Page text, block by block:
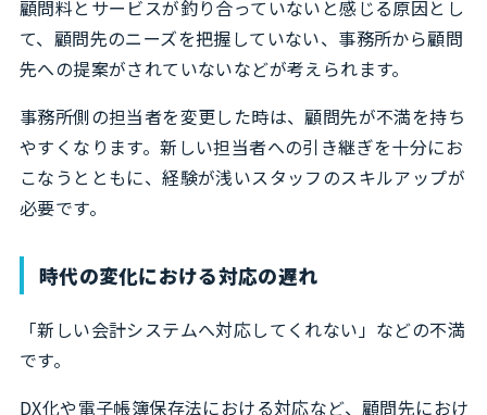
顧問料とサービスが釣り合っていないと感じる原因とし
て、顧問先のニーズを把握していない、事務所から顧問
先への提案がされていないなどが考えられます。
事務所側の担当者を変更した時は、顧問先が不満を持ち
やすくなります。新しい担当者への引き継ぎを十分にお
こなうとともに、経験が浅いスタッフのスキルアップが
必要です。
時代の変化における対応の遅れ
「新しい会計システムへ対応してくれない」などの不満
です。
DX化や電子帳簿保存法における対応など、顧問先におけ